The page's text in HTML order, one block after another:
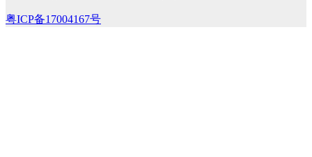
粤ICP备17004167号